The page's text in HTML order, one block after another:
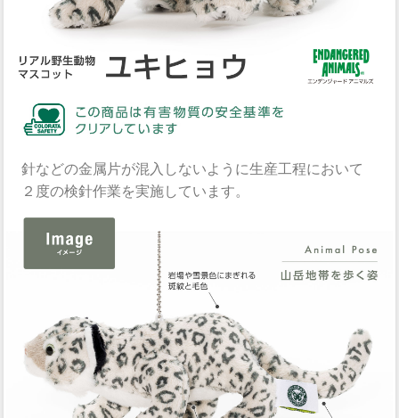
針などの金属片が混入しないように生産工程において
２度の検針作業を実施しています。